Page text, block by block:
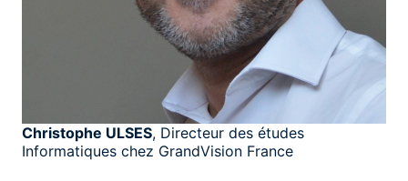
Christophe ULSES, Directeur des études
Informatiques chez GrandVision France